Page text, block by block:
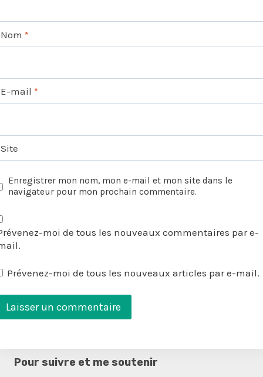
Nom *
E-mail *
Site
Enregistrer mon nom, mon e-mail et mon site dans le
navigateur pour mon prochain commentaire.
moi de tous les nouveaux commentaires par e-
Prévenez-moi de tous les nouveaux articles par e-mail.
Pour suivre et me soutenir